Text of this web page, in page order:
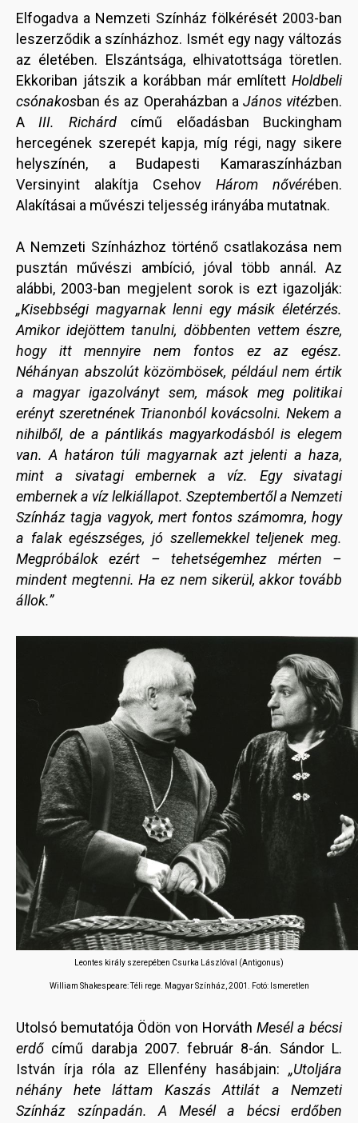
Elfogadva a Nemzeti Színház fölkérését 2003-ban
leszerződik a színházhoz. Ismét egy nagy változás
az életében. Elszántsága, elhivatottsága töretlen.
Ekkoriban játszik a korábban már említett Holdbeli
csónakosban és az Operaházban a János vitézben.
AIII. Richárdcímű előadásban Buckingham
hercegének szerepét kapja, míg régi, nagy sikere
helyszínén, a Budapesti Kamaraszínházban
Versinyint alakítja Csehov Három nővérében.
Alakításai a művészi teljesség irányába mutatnak.
A Nemzeti Színházhoz történő csatlakozása nem
pusztán művészi ambíció, jóval több annál. Az
alábbi, 2003-ban megjelent sorok is ezt igazolják:
„Kisebbségi magyarnak lenni egy másik életérzés.
Amikor idejöttem tanulni, döbbenten vettem észre,
hogy itt mennyire nem fontos ez az egész.
Néhányan abszolút közömbösek, például nem értik
a magyar igazolványt sem, mások meg politikai
erényt szeretnének Trianonból kovácsolni. Nekem a
nihilből, de a pántlikás magyarkodásból is elegem
van. A határon túli magyarnak azt jelenti a haza,
mint a sivatagi embernek a víz. Egy sivatagi
embernek a víz lelkiállapot. Szeptembertől a Nemzeti
Színház tagja vagyok, mert fontos számomra, hogy
a falak egészséges, jó szellemekkel teljenek meg.
Megpróbálok ezért – tehetségemhez mérten –
mindent megtenni. Ha ez nem sikerül, akkor tovább
állok.”
Leontes király szerepében Csurka Lászlóval (Antigonus)
William Shakespeare: Téli rege. Magyar Színház, 2001. Fotó: Ismeretlen
Utolsó bemutatója Ödön von Horváth Mesél a bécsi
erdő című darabja 2007. február 8-án. Sándor L.
István írja róla az Ellenfény hasábjain: „Utoljára
néhány hete láttam Kaszás Attilát a Nemzeti
Színház színpadán. A Mesél a bécsi erdőben